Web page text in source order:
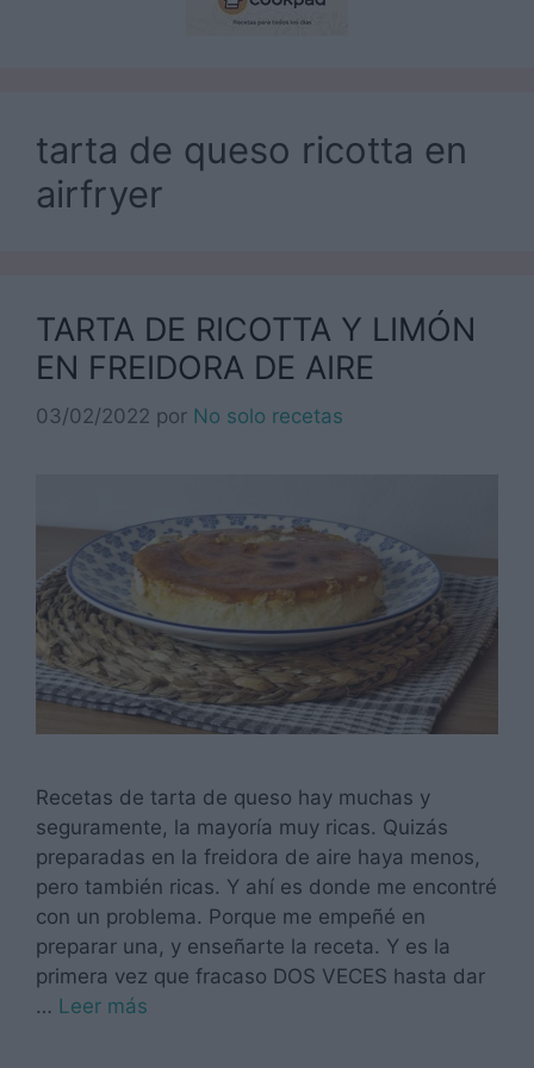
tarta de queso ricotta en
airfryer
TARTA DE RICOTTA Y LIMÓN
EN FREIDORA DE AIRE
03/02/2022 por No solo recetas
Recetas de tarta de queso hay muchas y
seguramente, la mayoría muy ricas. Quizás
preparadas en la freidora de aire haya menos,
pero también ricas. Y ahí es donde me encontré
con un problema. Porque me empeñé en
preparar una, y enseñarte la receta. Y es la
primera vez que fracaso DOS VECES hasta dar
… Leer más